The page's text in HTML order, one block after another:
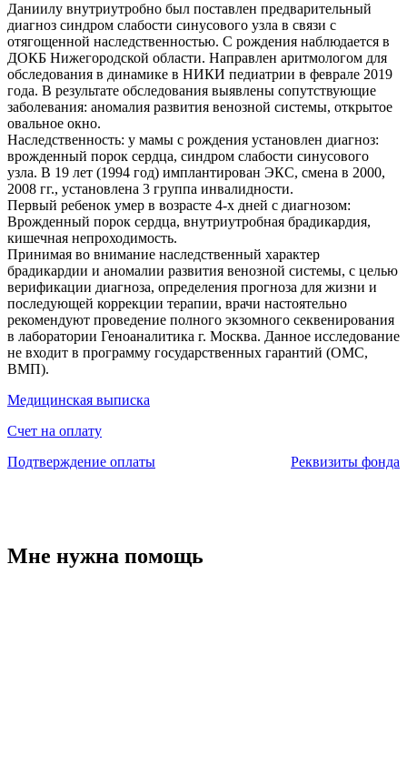
Даниилу внутриутробно был поставлен предварительный
диагноз cиндром слабости синусового узла в связи с
отягощенной наследственностью. С рождения наблюдается в
ДОКБ Нижегородской области. Направлен аритмологом для
обследования в динамике в НИКИ педиатрии в феврале 2019
года. В результате обследования выявлены сопутствующие
заболевания: аномалия развития венозной системы, открытое
овальное окно.
Наследственность: у мамы с рождения установлен диагноз:
врожденный порок сердца, синдром слабости синусового
узла. В 19 лет (1994 год) имплантирован ЭКС, смена в 2000,
2008 гг., установлена 3 группа инвалидности.
Первый ребенок умер в возрасте 4-х дней с диагнозом:
Врожденный порок сердца, внутриутробная брадикардия,
кишечная непроходимость.
Принимая во внимание наследственный характер
брадикардии и аномалии развития венозной системы, с целью
верификации диагноза, определения прогноза для жизни и
последующей коррекции терапии, врачи настоятельно
рекомендуют проведение полного экзомного секвенирования
в лаборатории Геноаналитика г. Москва. Данное исследование
не входит в программу государственных гарантий (ОМС,
ВМП).
Медицинская выписка
Счет на оплату
Подтверждение оплаты
Реквизиты фонда
Мне нужна помощь